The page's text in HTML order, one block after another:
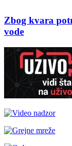
Zbog kvara
vode